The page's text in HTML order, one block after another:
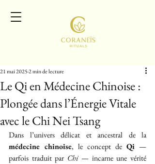
Le Qi en Médecine Chinoise :
Plongée dans l’Énergie Vitale
avec le Chi Nei Tsang
21 mai 20252 min de lecture
Dans l’univers délicat et ancestral de la
médecine chinoise, le concept de Qi —
parfois traduit par Chi — incarne une vérité